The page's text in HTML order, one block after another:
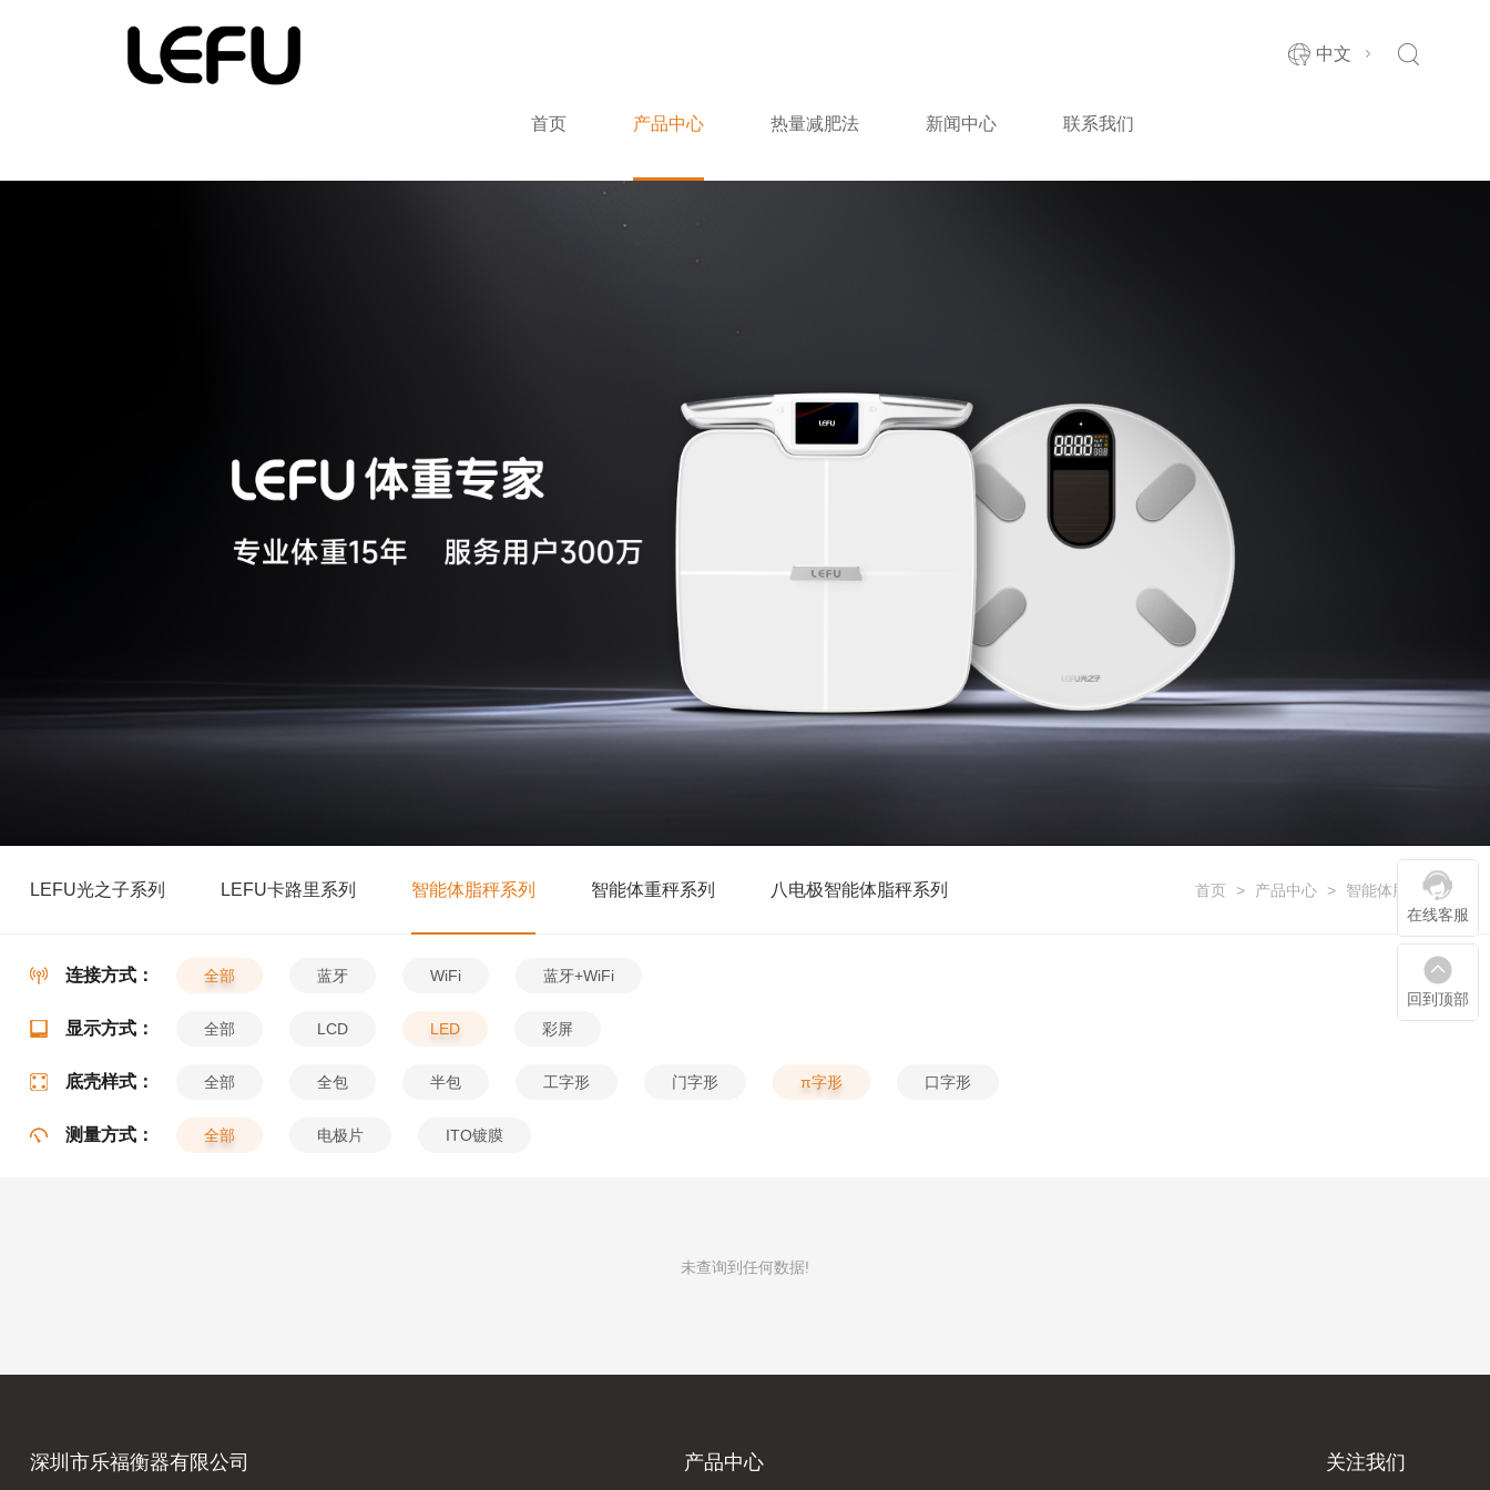
在线客服
回到顶部
中文
首页 产品中心 热量减肥法 新闻中心 联系我们
首页 > 产品中心 > 智能体脂秤系列
LEFU光之子系列 LEFU卡路里系列 智能体脂秤系列 智能体重秤系列 八电极智能体脂秤系列
连接方式： 全部 蓝牙 WiFi 蓝牙+WiFi
显示方式： 全部 LCD LED 彩屏
底壳样式： 全部 全包 半包 工字形 门字形 π字形 口字形
测量方式： 全部 电极片 ITO镀膜
未查询到任何数据!
深圳市乐福衡器有限公司 产品中心 关注我们